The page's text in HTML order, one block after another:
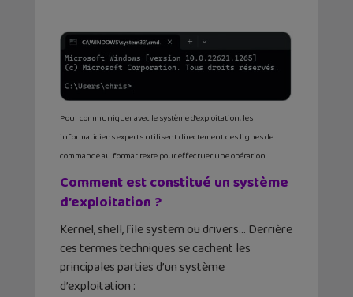
Pour communiquer avec le système d’exploitation, les
informaticiens experts utilisent directement des lignes de
commande au format texte pour effectuer une opération.
Comment est constitué un système
d’exploitation ?
Kernel, shell, file system ou drivers… Derrière
ces termes techniques se cachent les
principales parties d’un système
d’exploitation :